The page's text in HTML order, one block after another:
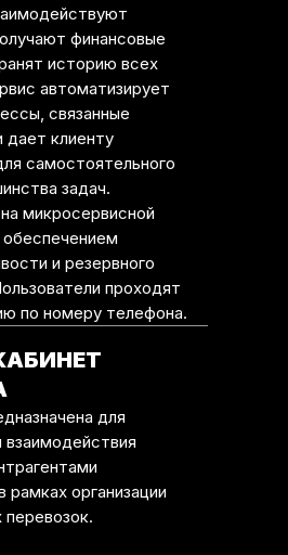
финансовые
историю всех
автоматизирует
связанные
дает клиенту
самостоятельного
задач.
микросервисной
и резервного
проходят
по номеру телефона.
для
взаимодействия
организации
перевозок.